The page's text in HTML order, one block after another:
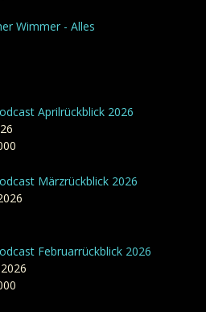
Wimmer - Alles
Aprilrückblick 2026
Märzrückblick 2026
Februarrückblick 2026